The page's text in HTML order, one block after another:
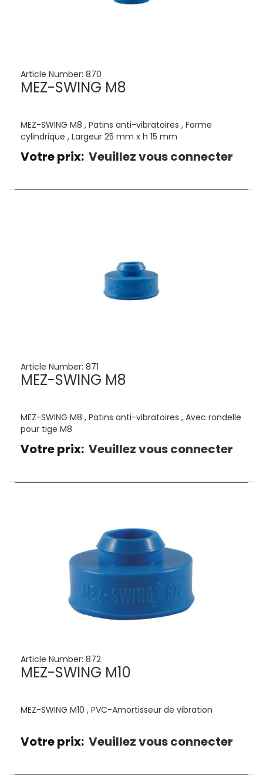
Article Number: 870
MEZ-SWING M8
MEZ-SWING M8 , Patins anti-vibratoires , Forme
cylindrique , Largeur 25 mm x h 15 mm
Votre prix: Veuillez vous connecter
Article Number: 871
MEZ-SWING M8
MEZ-SWING M8 , Patins anti-vibratoires , Avec rondelle
pour tige M8
Votre prix: Veuillez vous connecter
Article Number: 872
MEZ-SWING M10
MEZ-SWING M10 , PVC-Amortisseur de vibration
Votre prix: Veuillez vous connecter